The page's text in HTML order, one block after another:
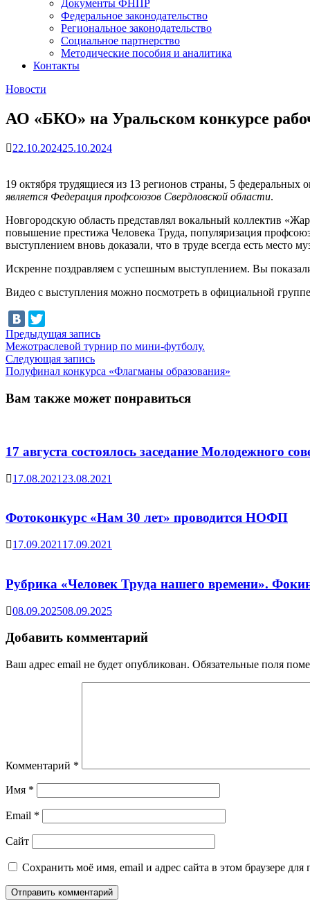
Документы ФНПР
Федеральное законодательство
Региональное законодательство
Социальное партнерство
Методические пособия и аналитика
Контакты
Новости
АО «БКО» на Уральском конкурсе
22.10.202425.10.2024
19 октября трудящиеся из 13 регионов страны, 5
является Федерация профсоюзов Свердловской области.
Новгородскую область представлял вокальный коллектив
повышение престижа Человека Труда, популяризация
выступлением вновь доказали, что в труде всегда есть
Искренне поздравляем с успешным выступлением. Вы
Видео с выступления можно посмотреть в официальной
Навигация
по
записям
Предыдущая записьПредыдущая
запись:
Межотраслевой турнир по мини-футболу.
Следующая записьСледующая
запись:
Полуфинал конкурса «Флагманы образования»
Вам также может понравиться
17 августа состоялось заседание Молодежного
17.08.2021 23.08.2021
Фотоконкурс «Нам 30 лет» проводится НОФП
17.09.2021 17.09.2021
Рубрика «Человек Труда нашего времени».
08.09.202508.09.2025
Добавить комментарий
Ваш адрес email не будет опубликован. Обязательные поля
Комментарий *
Имя *
Email *
Сайт
Сохранить моё имя, email и адрес сайта в этом браузере